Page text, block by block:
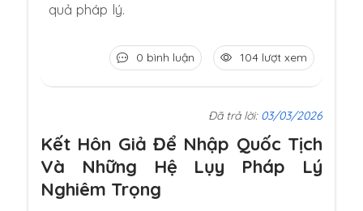
quả pháp lý.
0 bình luận 104 lượt xem
Đã trả lời: 03/03/2026
Kết Hôn Giả Để Nhập Quốc Tịch
Và Những Hệ Lụy Pháp Lý
Nghiêm Trọng